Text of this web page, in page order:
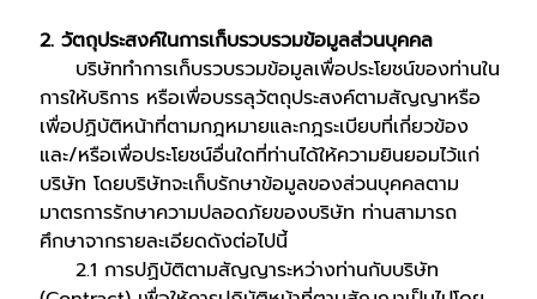
2. วัตถุประสงค์ในการเก็บรวบรวมข้อมูลส่วนบุคคล
บริษัททำการเก็บรวบรวมข้อมูลเพื่อประโยชน์ของท่านใน
การให้บริการ หรือเพื่อบรรลุวัตถุประสงค์ตามสัญญาหรือ
เพื่อปฏิบัติหน้าที่ตามกฎหมายและกฎระเบียบที่เกี่ยวข้อง
และ/หรือเพื่อประโยชน์อื่นใดที่ท่านได้ให้ความยินยอมไว้แก่
บริษัท โดยบริษัทจะเก็บรักษาข้อมูลของส่วนบุคคลตาม
มาตรการรักษาความปลอดภัยของบริษัท ท่านสามารถ
ศึกษาจากรายละเอียดดังต่อไปนี้
2.1 การปฏิบัติตามสัญญาระหว่างท่านกับบริษัท